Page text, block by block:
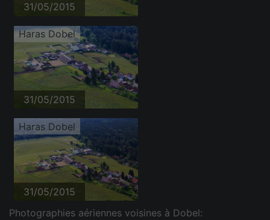
31/05/2015
Haras Dobel
31/05/2015
Haras Dobel
31/05/2015
Photographies aériennes voisines à Dobel: